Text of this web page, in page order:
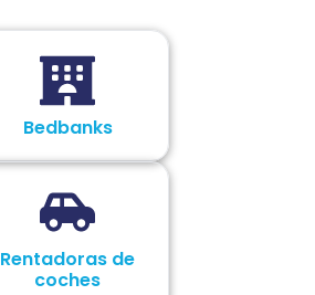
Bedbanks
Rentadoras de
coches